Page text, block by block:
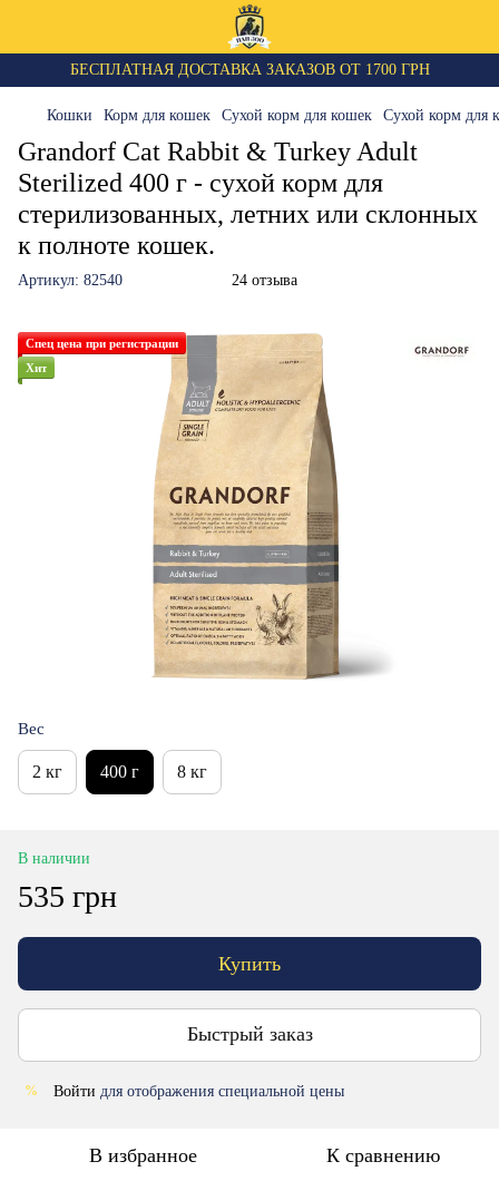
БЕСПЛАТНАЯ ДОСТАВКА ЗАКАЗОВ ОТ 1700 ГРН
Кошки Корм для кошек Сухой корм для кошек Сухой корм для
Grandorf Cat Rabbit & Turkey Adult
Sterilized 400 г - сухой корм для
стерилизованных, летних или склонных
к полноте кошек.
Артикул: 82540 24 отзыва
Спец цена при регистрации
Хит
Вес
2 кг 400 г 8 кг
В наличии
535 грн
Купить
Быстрый заказ
% Войти для отображения специальной цены
В избранное К сравнению